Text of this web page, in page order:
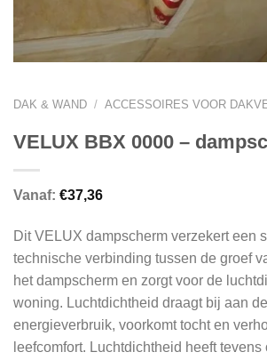
DAK & WAND / ACCESSOIRES VOOR
VELUX BBX 0000 –
Vanaf: €37,36
Dit VELUX dampscherm verzekert een
technische verbinding tussen de groef
het dampscherm en zorgt voor de
woning. Luchtdichtheid draagt bij aan
energieverbruik, voorkomt tocht en
leefcomfort. Luchtdichtheid heeft